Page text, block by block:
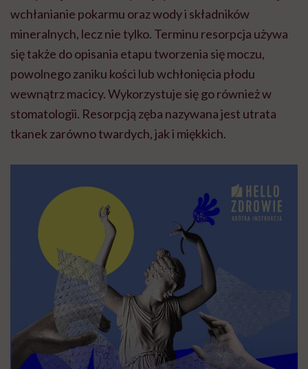
wchłanianie pokarmu oraz wody i składników
mineralnych, lecz nie tylko. Terminu resorpcja używa
się także do opisania etapu tworzenia się moczu,
powolnego zaniku kości lub wchłonięcia płodu
wewnątrz macicy. Wykorzystuje się go również w
stomatologii. Resorpcją zęba nazywana jest utrata
tkanek zarówno twardych, jak i miękkich.